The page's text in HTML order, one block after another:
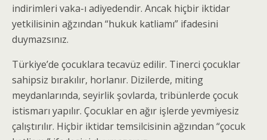
indirimleri vaka-ı adiyedendir. Ancak hiçbir iktidar
yetkilisinin ağzından “hukuk katliamı” ifadesini
duymazsınız.
Türkiye’de çocuklara tecavüz edilir. Tinerci çocuklar
sahipsiz bırakılır, horlanır. Dizilerde, miting
meydanlarında, seyirlik şovlarda, tribünlerde çocuk
istismarı yapılır. Çocuklar en ağır işlerde yevmiyesiz
çalıştırılır. Hiçbir iktidar temsilcisinin ağzından “çocuk